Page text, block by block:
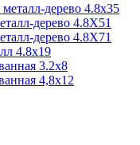
дерево 4.8x35
дерево 4.8X51
дерево 4.8X71
4.8x19
3.2x8
4,8x12